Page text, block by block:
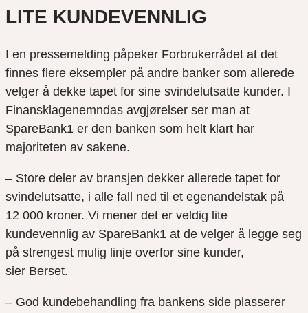
LITE KUNDEVENNLIG
I en pressemelding påpeker Forbrukerrådet at det
finnes flere eksempler på andre banker som allerede
velger å dekke tapet for sine svindelutsatte kunder. I
Finansklagenemndas avgjørelser ser man at
SpareBank1 er den banken som helt klart har
majoriteten av sakene.
– Store deler av bransjen dekker allerede tapet for
svindelutsatte, i alle fall ned til et egenandelstak på
12 000 kroner. Vi mener det er veldig lite
kundevennlig av SpareBank1 at de velger å legge seg
på strengest mulig linje overfor sine kunder,
sier Berset.
– God kundebehandling fra bankens side plasserer